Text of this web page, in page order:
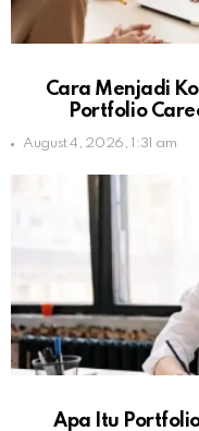
Cara Menjadi
Portfolio
August 4, 2026, 1:31 am
Apa Itu